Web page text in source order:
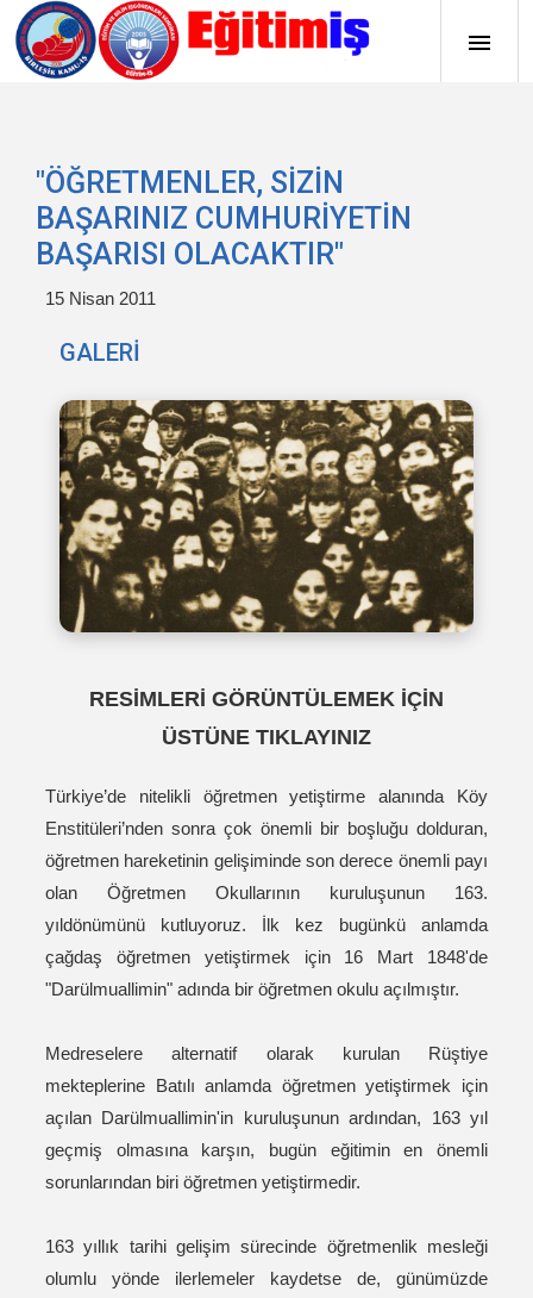
"ÖĞRETMENLER, SİZİN
BAŞARINIZ CUMHURİYETİN
BAŞARISI OLACAKTIR"
15 Nisan 2011
GALERİ
RESİMLERİ GÖRÜNTÜLEMEK İÇİN
ÜSTÜNE TIKLAYINIZ
Türkiye’de nitelikli öğretmen yetiştirme alanında Köy
Enstitüleri’nden sonra çok önemli bir boşluğu dolduran,
öğretmen hareketinin gelişiminde son derece önemli payı
olan Öğretmen Okullarının kuruluşunun 163.
yıldönümünü kutluyoruz. İlk kez bugünkü anlamda
çağdaş öğretmen yetiştirmek için 16 Mart 1848'de
"Darülmuallimin" adında bir öğretmen okulu açılmıştır.
Medreselere alternatif olarak kurulan Rüştiye
mekteplerine Batılı anlamda öğretmen yetiştirmek için
açılan Darülmuallimin'in kuruluşunun ardından, 163 yıl
geçmiş olmasına karşın, bugün eğitimin en önemli
sorunlarından biri öğretmen yetiştirmedir.
163 yıllık tarihi gelişim sürecinde öğretmenlik mesleği
olumlu yönde ilerlemeler kaydetse de, günümüzde